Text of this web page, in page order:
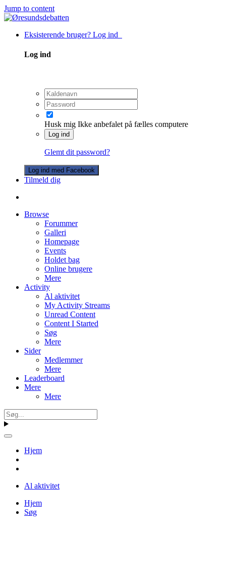
Jump to content
Eksisterende bruger? Log ind
Log ind
Husk mig Ikke anbefalet på fælles computere
Log ind
Glemt dit password?
Log ind med Facebook
Tilmeld dig
Browse
Forummer
Galleri
Homepage
Events
Holdet bag
Online brugere
Mere
Activity
Al aktivitet
My Activity Streams
Unread Content
Content I Started
Søg
Mere
Sider
Medlemmer
Mere
Leaderboard
Mere
Mere
Hjem
Al aktivitet
Hjem
Søg